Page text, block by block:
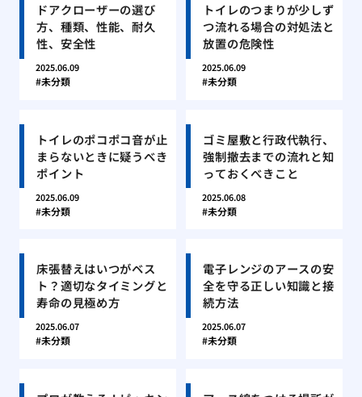
ドアクローザーの選び
方、種類、性能、耐久
性、安全性
2025.06.09
未分類
トイレのつまりが少しず
つ流れる場合の対処法と
放置の危険性
2025.06.09
未分類
トイレのポコポコ音が止
まらないときに疑うべき
ポイント
2025.06.09
未分類
ゴミ屋敷と行政代執行、
強制撤去までの流れと知
っておくべきこと
2025.06.08
未分類
床張替えはいつがベス
ト？適切なタイミングと
寿命の見極め方
2025.06.07
未分類
電子レンジのアースの安
全を守る正しい知識と接
続方法
2025.06.07
未分類